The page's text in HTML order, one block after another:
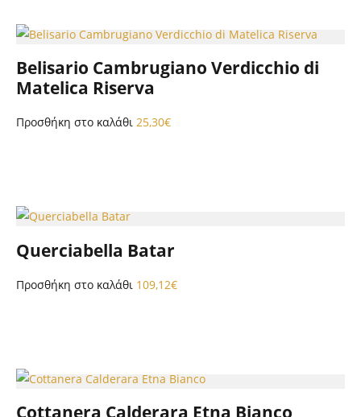
Belisario Cambrugiano Verdicchio di
Matelica Riserva
Προσθήκη στο καλάθι 25,30€
Querciabella Batar
Προσθήκη στο καλάθι 109,12€